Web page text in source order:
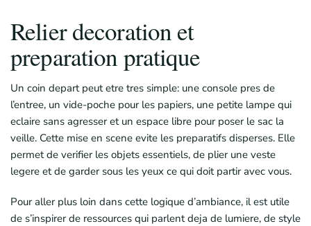
Relier decoration et
preparation pratique
Un coin depart peut etre tres simple: une console pres de
l’entree, un vide-poche pour les papiers, une petite lampe qui
eclaire sans agresser et un espace libre pour poser le sac la
veille. Cette mise en scene evite les preparatifs disperses. Elle
permet de verifier les objets essentiels, de plier une veste
legere et de garder sous les yeux ce qui doit partir avec vous.
Pour aller plus loin dans cette logique d’ambiance, il est utile
de s’inspirer de ressources qui parlent deja de lumiere, de style